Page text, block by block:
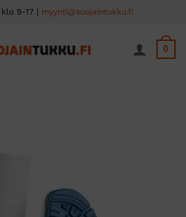
9-17 | myynti@suojaintukku.fi
0